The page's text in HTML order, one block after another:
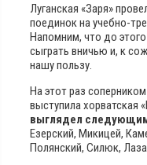
Луганская «Заря»
поединок на учебно-
Напомним, что до
сыграть вничью и, к
нашу пользу.
На этот раз
выступила хорватская
выглядел
Езерский, Микицей,
Полянский, Силюк,